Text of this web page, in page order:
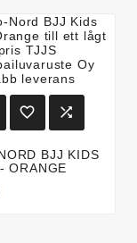
 
BJJ KIDS
ORANGE